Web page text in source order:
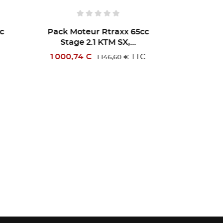
Pack Moteur Rtraxx 65cc
Stage 4.1 KTM SX,...
2 306,09 €
2 713,05 € TTC